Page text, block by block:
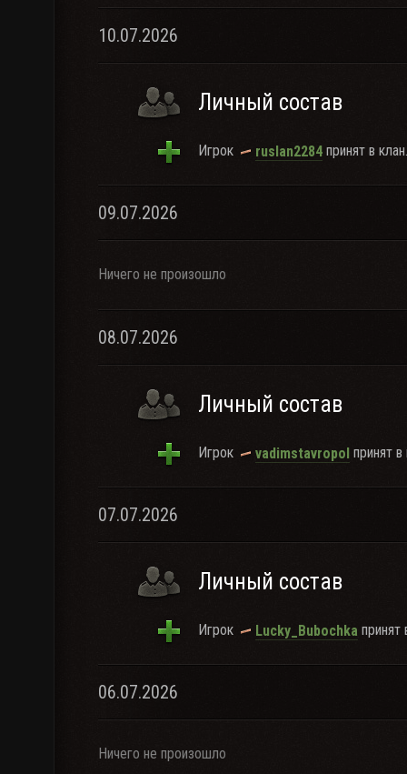
10.07.2026
Личный состав
Игрок ruslan2284 принят в клан.
09.07.2026
Ничего не произошло
08.07.2026
Личный состав
Игрок vadimstavropol принят в
07.07.2026
Личный состав
Игрок Lucky_Bubochka принят
06.07.2026
Ничего не произошло